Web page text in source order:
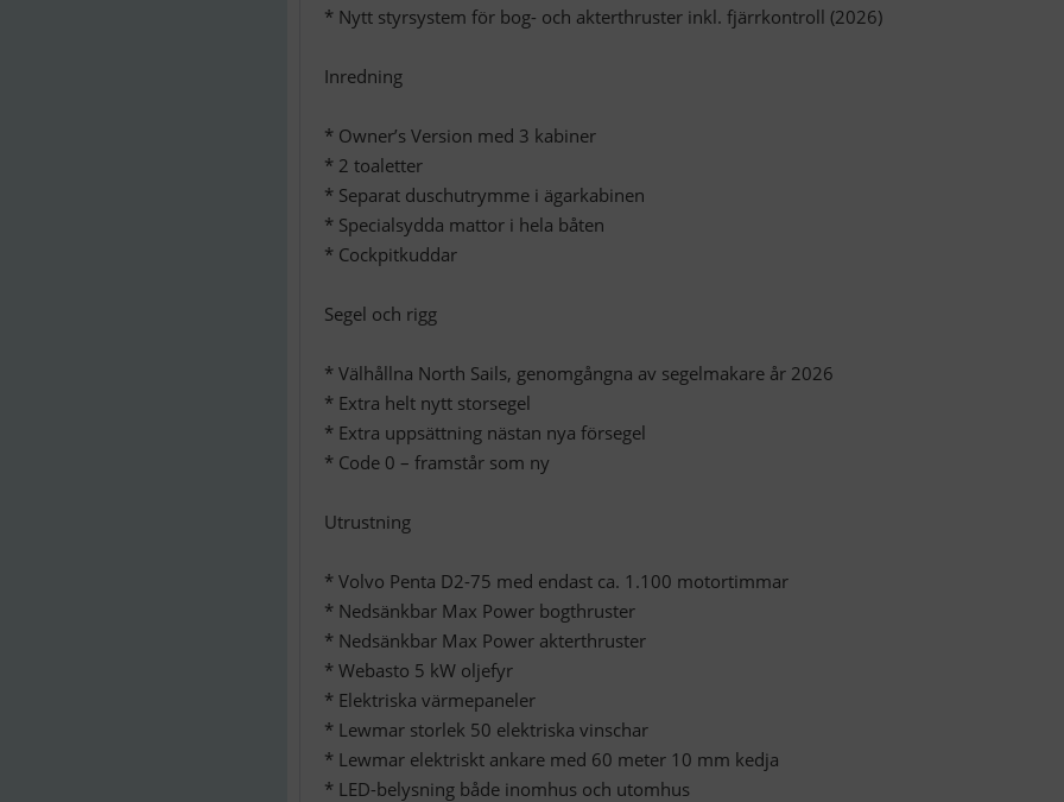
* Nytt styrsystem för bog- och akterthruster inkl. fjärrkontroll (2026)
Inredning
* Owner’s Version med 3 kabiner
* 2 toaletter
* Separat duschutrymme i ägarkabinen
* Specialsydda mattor i hela båten
* Cockpitkuddar
Segel och rigg
* Välhållna North Sails, genomgångna av segelmakare år 2026
* Extra helt nytt storsegel
* Extra uppsättning nästan nya försegel
* Code 0 – framstår som ny
Utrustning
* Volvo Penta D2-75 med endast ca. 1.100 motortimmar
* Nedsänkbar Max Power bogthruster
* Nedsänkbar Max Power akterthruster
* Webasto 5 kW oljefyr
* Elektriska värmepaneler
* Lewmar storlek 50 elektriska vinschar
* Lewmar elektriskt ankare med 60 meter 10 mm kedja
* LED-belysning både inomhus och utomhus